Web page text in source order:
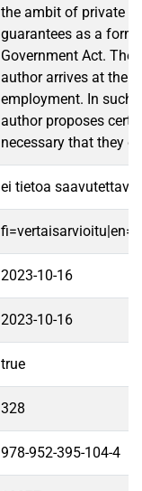
the ambit of private
guarantees as a
Government Act.
author arrives at the
employment. In such
author proposes
necessary that they
ei tietoa
2023-10-16
2023-10-16
true
328
978-952-395-104-4